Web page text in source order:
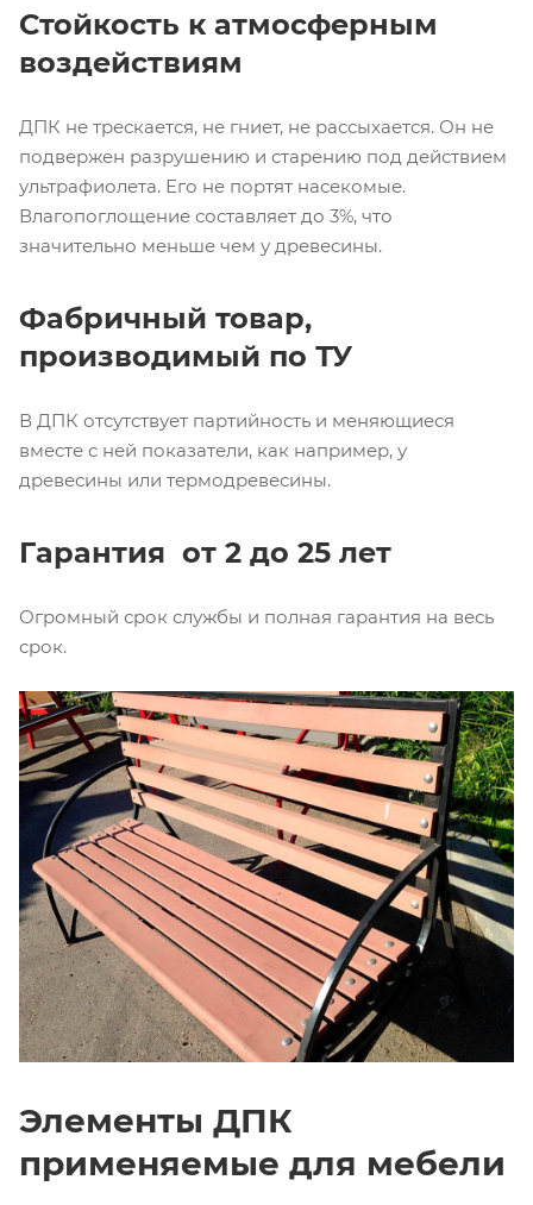
Стойкость к атмосферным
воздействиям
ДПК не трескается, не гниет, не рассыхается. Он не
подвержен разрушению и старению под действием
ультрафиолета. Его не портят насекомые.
Влагопоглощение составляет до 3%, что
значительно меньше чем у древесины.
Фабричный товар,
производимый по ТУ
В ДПК отсутствует партийность и меняющиеся
вместе с ней показатели, как например, у
древесины или термодревесины.
Гарантия от 2 до 25 лет
Огромный срок службы и полная гарантия на весь
срок.
Элементы ДПК
применяемые для мебели